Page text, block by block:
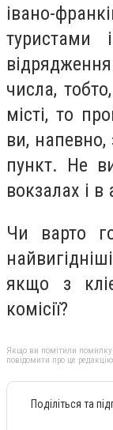
івано-
числа,
місті, то
ви, напевно,
пункт. Не
вокзалах і
Чи варто
якщо з
комісії?
Якщо ви помітили помилку,
повідомити про це редакцію
Поділіться та